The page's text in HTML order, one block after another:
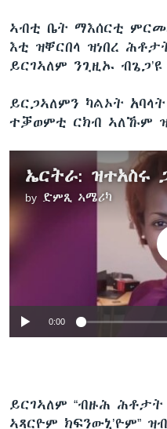
ኣብቲ ቤት ማእሰርቲ
እቲ ዝቐርበላ ዝነበረ
ይርገኣለም ንጊዚኡ
ይርጋኣለምን ካልኦት
ተቓወምቲ ርክብ ኣለኹም
by ድምጺ ኣሜሪካ
No media
0:00
ይርገኣለም “ብዙሕ
ኣጻርዮም ክፍንውኒ’ዮም”